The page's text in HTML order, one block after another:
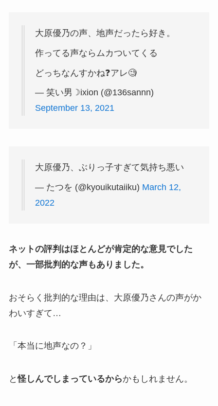
大原優乃の声、地声だったら好き。
作ってる声ならムカついてくる
どっちなんすかね❓アレ🧐
— 笑い男☽ixion (@136sannn)
September 13, 2021
大原優乃、ぶりっ子すぎて気持ち悪い
— たつを (@kyouikutaiiku) March 12,
2022
ネットの評判はほとんどが肯定的な意見でした
が、一部批判的な声もありました。
おそらく批判的な理由は、大原優乃さんの声がか
わいすぎて…
「本当に地声なの？」
と怪しんでしまっているからかもしれません。